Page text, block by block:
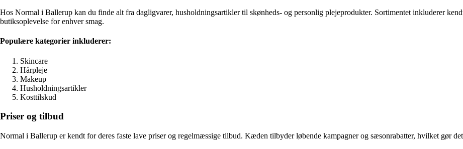
Hos Normal i Ballerup kan du finde alt fra dagligvarer, husholdningsartikler til skønheds- og personlig plejeprodukter. Sortimentet inkluderer
butiksoplevelse for enhver smag.
Populære kategorier inkluderer:
Skincare
Hårpleje
Makeup
Husholdningsartikler
Kosttilskud
Priser og tilbud
Normal i Ballerup er kendt for deres faste lave priser og regelmæssige tilbud. Kæden tilbyder løbende kampagner og sæsonrabatter, hvilket gør